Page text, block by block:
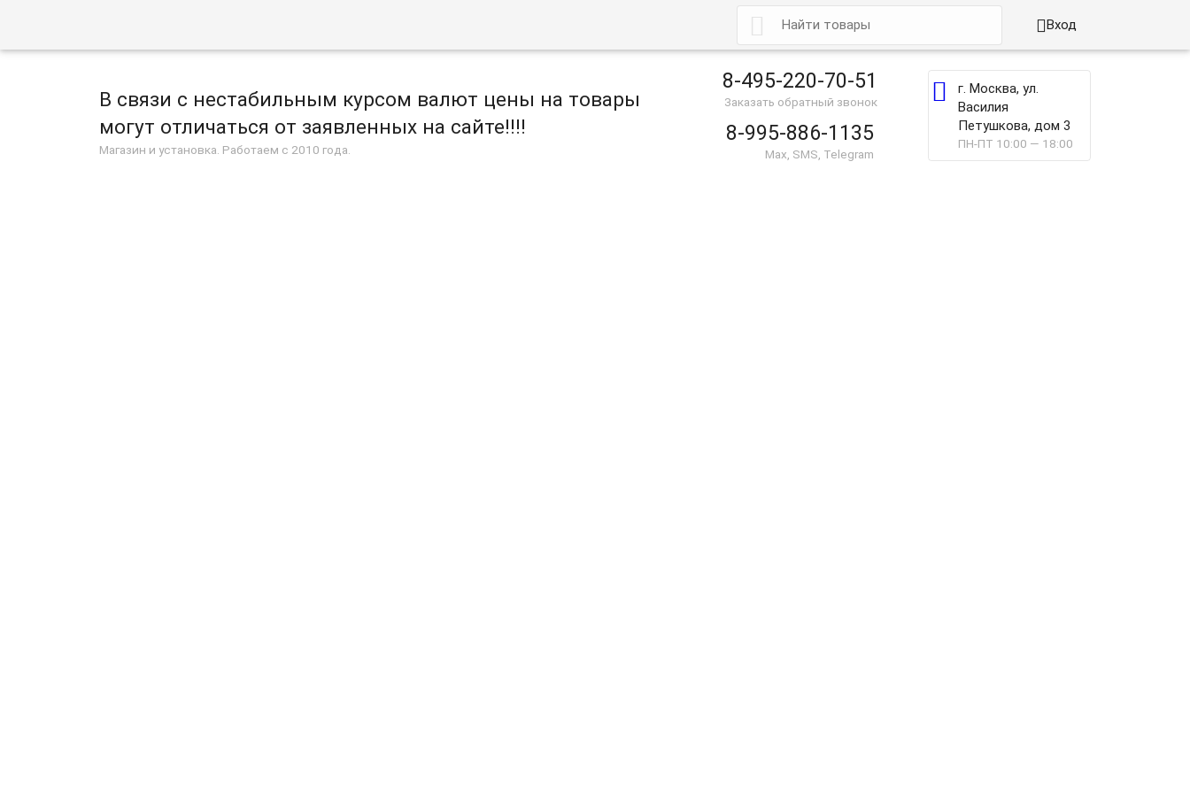
 Вход
В связи с нестабильным курсом валют цены на товары
могут отличаться от заявленных на сайте!!!!
Магазин и установка. Работаем с 2010 года.
8-495-220-70-51
Заказать обратный звонок
8-995-886-1135
Max, SMS, Telegram

г. Москва, ул.
Василия
Петушкова, дом 3
ПН-ПТ 10:00 — 18:00